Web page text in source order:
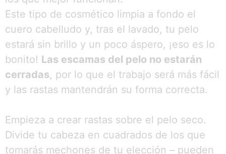
Este tipo de cosmético limpia a fondo el
cuero cabelludo y, tras el lavado, tu pelo
estará sin brillo y un poco áspero, ¡eso es lo
bonito! Las escamas del pelo no estarán
cerradas, por lo que el trabajo será más fácil
y las rastas mantendrán su forma correcta.
Empieza a crear rastas sobre el pelo seco.
Divide tu cabeza en cuadrados de los que
tomarás mechones de tu elección – pueden